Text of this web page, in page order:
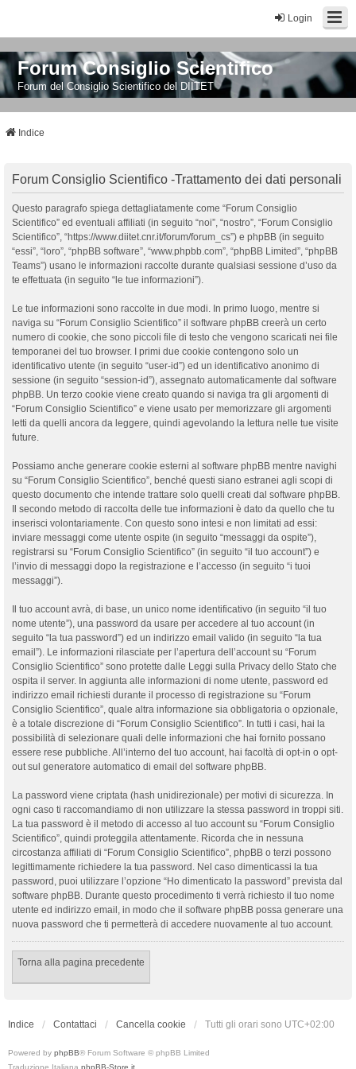
Login
Forum Consiglio Scientifico
Forum del Consiglio Scientifico del DIITET
Indice
Forum Consiglio Scientifico -Trattamento dei dati personali
Questo paragrafo spiega dettagliatamente come “Forum Consiglio
Scientifico” ed eventuali affiliati (in seguito “noi”, “nostro”, “Forum Consiglio
Scientifico”, “https://www.diitet.cnr.it/forum/forum_cs”) e phpBB (in seguito
“essi”, “loro”, “phpBB software”, “www.phpbb.com”, “phpBB Limited”, “phpBB
Teams”) usano le informazioni raccolte durante qualsiasi sessione d’uso da
te effettuata (in seguito “le tue informazioni”).
Le tue informazioni sono raccolte in due modi. In primo luogo, mentre si
naviga su “Forum Consiglio Scientifico” il software phpBB creerà un certo
numero di cookie, che sono piccoli file di testo che vengono scaricati nei file
temporanei del tuo browser. I primi due cookie contengono solo un
identificativo utente (in seguito “user-id”) ed un identificativo anonimo di
sessione (in seguito “session-id”), assegnato automaticamente dal software
phpBB. Un terzo cookie viene creato quando si naviga tra gli argomenti di
“Forum Consiglio Scientifico” e viene usato per memorizzare gli argomenti
letti da quelli ancora da leggere, quindi agevolando la lettura nelle tue visite
future.
Possiamo anche generare cookie esterni al software phpBB mentre navighi
su “Forum Consiglio Scientifico”, benché questi siano estranei agli scopi di
questo documento che intende trattare solo quelli creati dal software phpBB.
Il secondo metodo di raccolta delle tue informazioni è dato da quello che tu
inserisci volontariamente. Con questo sono intesi e non limitati ad essi:
inviare messaggi come utente ospite (in seguito “messaggi da ospite”),
registrarsi su “Forum Consiglio Scientifico” (in seguito “il tuo account”) e
l’invio di messaggi dopo la registrazione e l’accesso (in seguito “i tuoi
messaggi”).
Il tuo account avrà, di base, un unico nome identificativo (in seguito “il tuo
nome utente”), una password da usare per accedere al tuo account (in
seguito “la tua password”) ed un indirizzo email valido (in seguito “la tua
email”). Le informazioni rilasciate per l’apertura dell’account su “Forum
Consiglio Scientifico” sono protette dalle Leggi sulla Privacy dello Stato che
ospita il server. In aggiunta alle informazioni di nome utente, password ed
indirizzo email richiesti durante il processo di registrazione su “Forum
Consiglio Scientifico”, quale altra informazione sia obbligatoria o opzionale,
è a totale discrezione di “Forum Consiglio Scientifico”. In tutti i casi, hai la
possibilità di selezionare quali delle informazioni che hai fornito possano
essere rese pubbliche. All’interno del tuo account, hai facoltà di opt-in o opt-
out sul generatore automatico di email del software phpBB.
La password viene criptata (hash unidirezionale) per motivi di sicurezza. In
ogni caso ti raccomandiamo di non utilizzare la stessa password in troppi siti.
La tua password è il metodo di accesso al tuo account su “Forum Consiglio
Scientifico”, quindi proteggila attentamente. Ricorda che in nessuna
circostanza affiliati di “Forum Consiglio Scientifico”, phpBB o terzi possono
legittimamente richiedere la tua password. Nel caso dimenticassi la tua
password, puoi utilizzare l’opzione “Ho dimenticato la password” prevista dal
software phpBB. Durante questo procedimento ti verrà richiesto il tuo nome
utente ed indirizzo email, in modo che il software phpBB possa generare una
nuova password che ti permetterà di accedere nuovamente al tuo account.
Torna alla pagina precedente
Indice Contattaci Cancella cookie Tutti gli orari sono UTC+02:00
Powered by phpBB® Forum Software © phpBB Limited
Traduzione Italiana phpBB-Store.it